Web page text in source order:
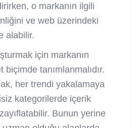
o markanın ilgili
ve web üzerindeki
alabilir.
için markanın
biçimde tanımlanmalıdır.
her trendi yakalamaya
kategorilerde içerik
Bunun yerine